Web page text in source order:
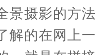
景摄影的方
解的在网上